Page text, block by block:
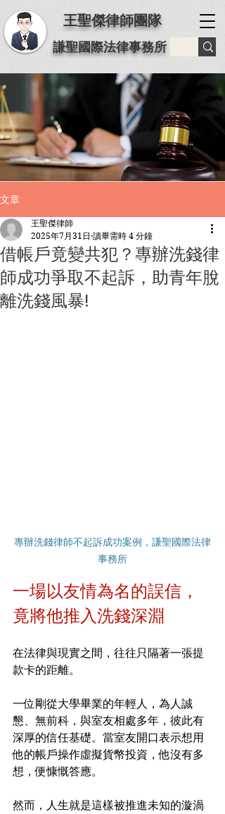
王聖傑律師團隊
謙聖國際法律事務所
文章
借帳戶竟變共犯？專辦洗錢律
師成功爭取不起訴，助青年脫
離洗錢風暴!
王聖傑律師
2025年7月31日 讀畢需時 4 分鐘
專辦洗錢律師不起訴成功案例，謙聖國際法律
事務所
一場以友情為名的誤信，
竟將他推入洗錢深淵
在法律與現實之間，往往只隔著一張提
款卡的距離。
一位剛從大學畢業的年輕人，為人誠
懇、無前科，與室友相處多年，彼此有
深厚的信任基礎。當室友開口表示想用
他的帳戶操作虛擬貨幣投資，他沒有多
想，便慷慨答應。
然而，人生就是這樣被推進未知的漩渦